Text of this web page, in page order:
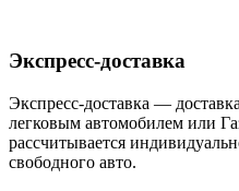
Экспресс-доставка
Экспресс-доставка —
легковым автомобилем или
рассчитывается
свободного авто.